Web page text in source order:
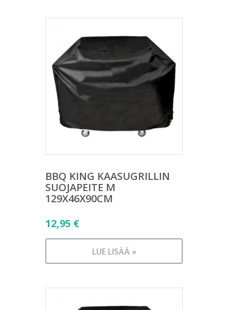
BBQ KING KAASUGRILLIN
SUOJAPEITE M
129X46X90CM
12,95 €
LUE LISÄÄ »